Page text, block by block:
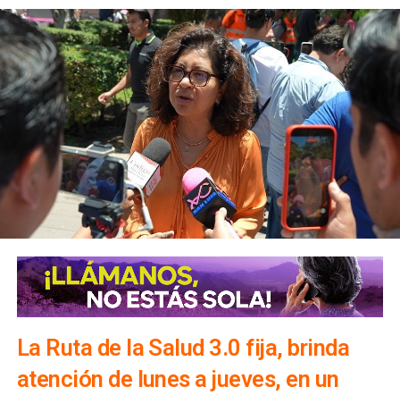
La Ruta de la Salud 3.0 fija, brinda
atención de lunes a jueves, en un